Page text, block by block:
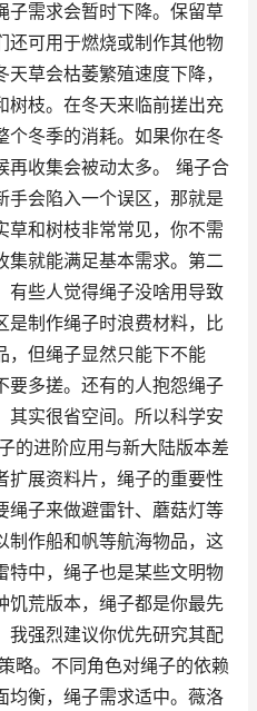
子需求会暂时下降。保留草
还可用于燃烧或制作其他物
草会枯萎繁殖速度下降，
树枝。在冬天来临前搓出充
个冬季的消耗。如果你在冬
再收集会被动太多。 绳子合
手会陷入一个误区，那就是
草和树枝非常常见，你不需
集就能满足基本需求。第二
有些人觉得绳子没啥用导致
是制作绳子时浪费材料，比
，但绳子显然只能下不能
要多搓。还有的人抱怨绳子
其实很省空间。所以科学安
的进阶应用与新大陆版本差
扩展资料片，绳子的重要性
绳子来做避雷针、蘑菇灯等
制作船和帆等航海物品，这
特中，绳子也是某些文明物
饥荒版本，绳子都是你最先
我强烈建议你优先研究其配
略。不同角色对绳子的依赖
均衡，绳子需求适中。薇洛